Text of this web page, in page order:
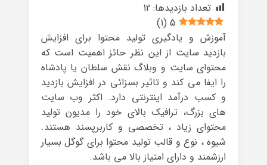
تعداد بازدیدها: 12
5
(
1
)
آموزش و یادگیری تولید محتوا برای افزایش
بازدید سایت از این نظر حائز اهمیت است که
محتوای سایت و وبلاگ نقش سلطان یا پادشاه
را ایفا می کند و تاثیر بسزائی در افزایش بازدید
و کسب درآمد اینترنتی دارد. اکثر وب سایت
های بزرگ، ترافیک بالای خود را مدیون تولید
محتوای زیاد ، تخصصی و کاربرپسند هستند.
شیوه ، نوع و قالب تولید محتوا برای گوگل بسیار
ارزشمند و دارای امتیاز بالا می باشد.